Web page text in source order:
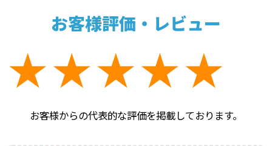
お客様評価・レビュー
お客様からの代表的な評価を掲載しております。